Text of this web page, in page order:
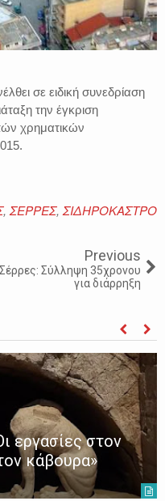
σε ειδική συνεδρίαση
την έγκριση
χρηματικών
, ΣΕΡΡΕΣ, ΣΙΔΗΡΟΚΑΣΤΡΟ
Previous
Σέρρες: Σύλληψη 35χρονου
για διάρρηξη
εργασίες στον
κάβουρα»